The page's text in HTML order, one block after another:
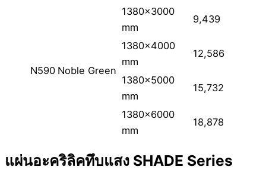
N590 Noble Green
1380×3000
mm
9,439
1380×4000
mm
12,586
1380×5000
mm
15,732
1380×6000
mm
18,878
แผ่นอะคริลิคทึบแสง SHADE Series